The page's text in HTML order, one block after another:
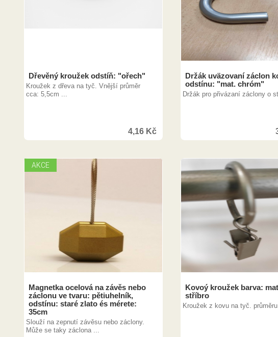
Dřevěný kroužek odstíň: "ořech"
Kroužek z dřeva na tyč. Vnější průměr
cca: 5,5cm ...
4,16 Kč
Držák uväzovaní záclon
odstínu: "mat. chróm"
Držák pro přivázaní záclony o
AKCE
Magnetka ocelová na závěs nebo
záclonu ve tvaru: pětiuhelník,
odstínu: staré zlato és mérete:
35cm
Slouží na zepnutí závěsu nebo záclony.
Může se taky záclona ...
Kovoý kroužek barva:
stříbro
Kroužek z kovu na tyč.